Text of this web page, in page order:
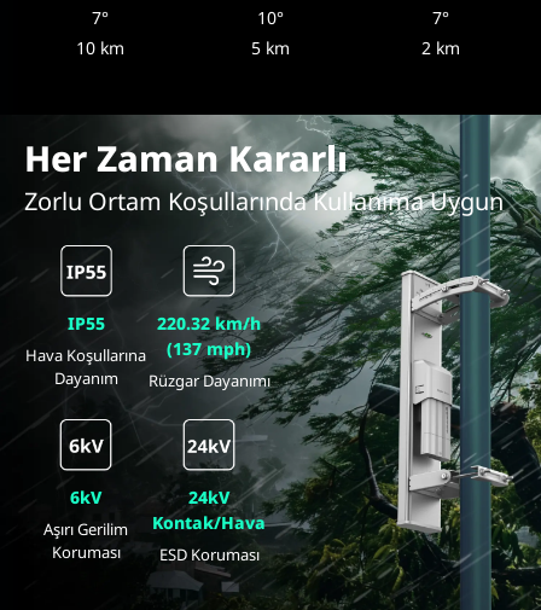
7°
10 km
10°
5 km
7°
2 km
Her Zaman Kararlı
Zorlu Ortam Koşullarında Kullanıma Uygun
IP55
Hava Koşullarına
Dayanım
220.32 km/h
(137 mph)
Rüzgar Dayanımı
6kV
Aşırı Gerilim
Koruması
24kV
Kontak/Hava
ESD Koruması